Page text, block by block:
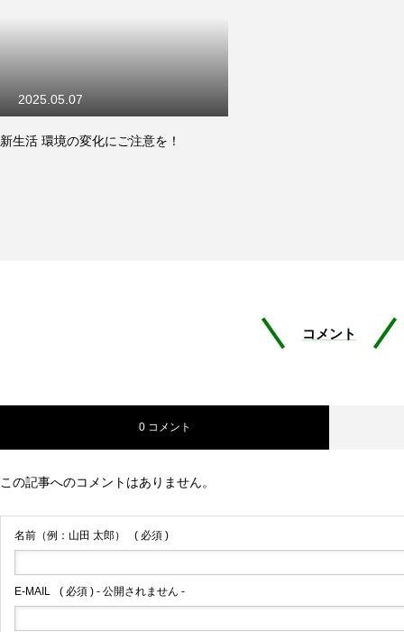
新生活 環境の変化にご注意を！
2025.05.07
コメント
0 コメント
この記事へのコメントはありません。
名前（例：山田 太郎） ( 必須 )
E-MAIL ( 必須 ) - 公開されません -